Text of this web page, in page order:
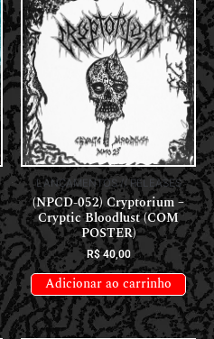
LANÇAMENTOS // RELEASES
(NPCD-052) Cryptorium –
Cryptic Bloodlust (COM
POSTER)
R$40,00
Adicionar ao carrinho